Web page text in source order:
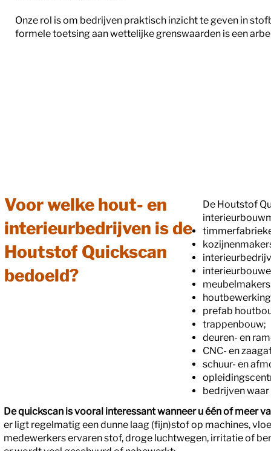
Onze rol is om bedrijven praktisch inzicht te geven in
formele toetsing aan wettelijke grenswaarden is een
Voor welke hout- en
interieurbedrijven is de
Houtstof Quickscan
bedoeld?
De Houtstof
prefab
trappenbouw;
deuren- en
CNC- en
schuur- en
bedrijven
De quickscan is vooral interessant wanneer u één of meer
er ligt regelmatig een dunne laag (fijn)stof op machines,
medewerkers ervaren stof, droge luchtwegen, irritatie of